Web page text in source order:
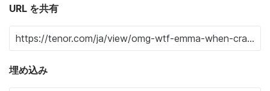
URL を共有
埋め込み